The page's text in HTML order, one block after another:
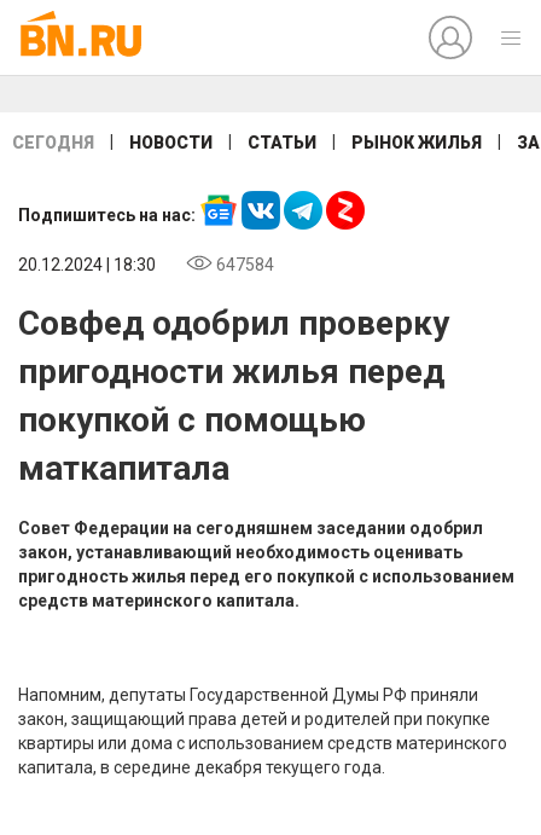
СЕГОДНЯ НОВОСТИ СТАТЬИ РЫНОК ЖИЛЬЯ
Подпишитесь на нас:
20.12.2024 | 18:30 647584
Совфед одобрил проверку
пригодности жилья перед
покупкой с помощью
маткапитала
Совет Федерации на сегодняшнем заседании одобрил
закон, устанавливающий необходимость оценивать
пригодность жилья перед его покупкой с использованием
средств материнского капитала.
Напомним, депутаты Государственной Думы РФ приняли
закон, защищающий права детей и родителей при покупке
квартиры или дома с использованием средств материнского
капитала, в середине декабря текущего года.